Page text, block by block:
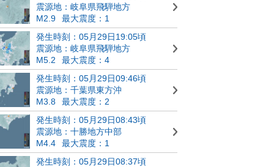
震源地：岐阜県飛騨地方
M2.9
最大震度：1
発生時刻：05月29日19:05頃
震源地：岐阜県飛騨地方
M5.2
最大震度：4
発生時刻：05月29日09:46頃
震源地：千葉県東方沖
M3.8
最大震度：2
発生時刻：05月29日08:43頃
震源地：十勝地方中部
M4.4
最大震度：1
発生時刻：05月29日08:37頃